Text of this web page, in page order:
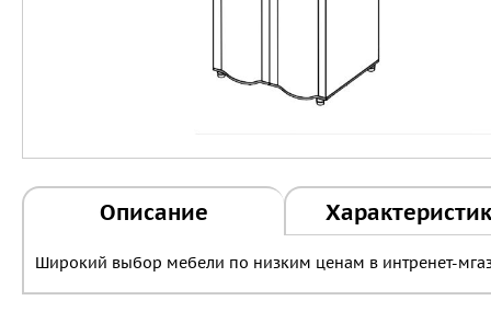
Описание
Широкий выбор мебели по низким ценам в интренет-